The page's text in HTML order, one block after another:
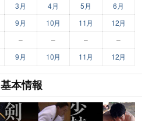
3月 4月 5月
6月
9月 10月 11月 12月
– – –
–
9月 10月 11月 12月
基本情報